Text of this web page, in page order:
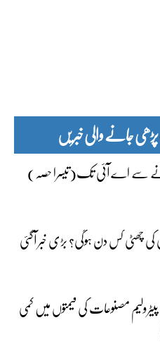
جانے والی خبریں
سے اے آئی تک(تیسرا حصہ)
کی چھٹی کس دن ہوگی؟ بڑی خبر آگئی
مصنوعات کی قیمتوں میں کمی